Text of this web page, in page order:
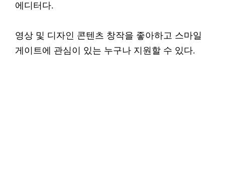
에디터다.
영상 및 디자인 콘텐츠 창작을 좋아하고 스마일
게이트에 관심이 있는 누구나 지원할 수 있다.